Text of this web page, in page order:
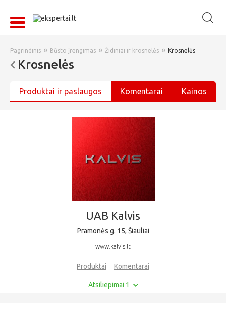
Pagrindinis » Būsto įrengimas » Židiniai ir krosnelės » Krosnelės
Krosnelės
Produktai ir paslaugos Komentarai Kainos
UAB Kalvis
Pramonės g. 15, Šiauliai
www.kalvis.lt
Produktai Komentarai
Atsiliepimai 1